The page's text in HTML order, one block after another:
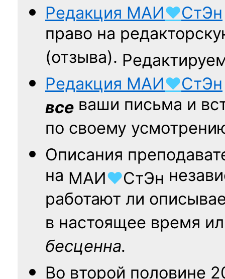
Редакция МАИ♥СтЭн
право на
(отзыва).
Редакция МАИ♥СтЭн
все ваши письма и
по своему
Описания
на МАИ♥СтЭн
работают ли
в настоящее время
бесценна.
Во второй половине